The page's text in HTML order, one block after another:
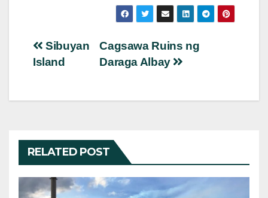
Post
navigation
Cagsawa Ruins ng
Daraga Albay
Sibuyan
Island
RELATED POST